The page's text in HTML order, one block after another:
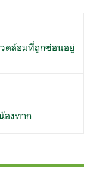
ดล้อมที่ถูกซ่อนอยู่
องทาก